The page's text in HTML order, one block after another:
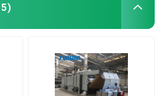
trockenere Maschine